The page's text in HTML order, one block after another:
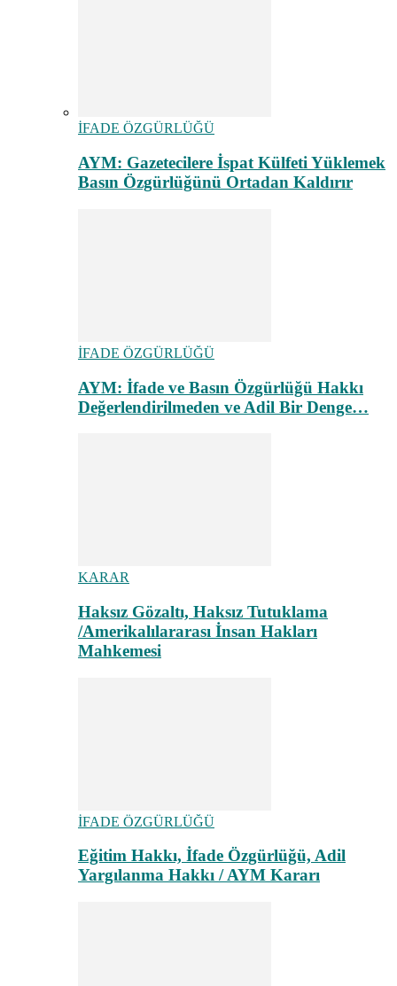
İFADE ÖZGÜRLÜĞÜ
AYM: Gazetecilere İspat Külfeti Yüklemek
Basın Özgürlüğünü Ortadan Kaldırır
İFADE ÖZGÜRLÜĞÜ
AYM: İfade ve Basın Özgürlüğü Hakkı
Değerlendirilmeden ve Adil Bir Denge…
KARAR
Haksız Gözaltı, Haksız Tutuklama
/Amerikalılararası İnsan Hakları
Mahkemesi
İFADE ÖZGÜRLÜĞÜ
Eğitim Hakkı, İfade Özgürlüğü, Adil
Yargılanma Hakkı / AYM Kararı